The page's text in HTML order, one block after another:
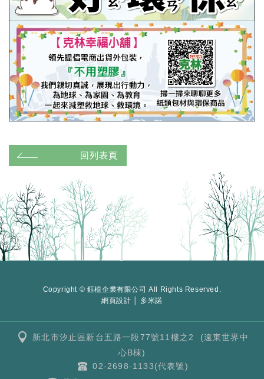
回列表頁
Copyright © 鈺植企業有限公司 All Rights Reserved.
網頁設計 │ 多米諾
新北市汐止區新台五路一段77號11樓之2 (遠東世界中
心B棟)
02-2698-1133(代表號)